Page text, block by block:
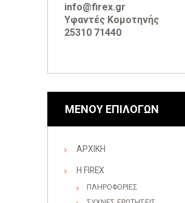
info@firex.gr
Υφαντές Κομοτηνής
25310 71440
ΜΕΝΟΥ ΕΠΙΛΟΓΩΝ
ΑΡΧΙΚΗ
Η FIREX
ΠΛΗΡΟΦΟΡΙΕΣ